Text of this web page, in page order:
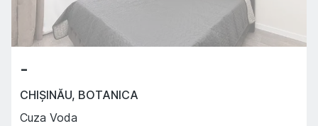
-
CHIȘINĂU, BOTANICA
Cuza Voda